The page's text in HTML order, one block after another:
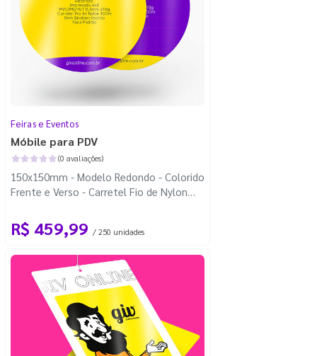
Feiras e Eventos
Móbile para PDV
(0 avaliações)
150x150mm - Modelo Redondo - Colorido
Frente e Verso - Carretel Fio de Nylon
R$ 459,99 / 250 unidades